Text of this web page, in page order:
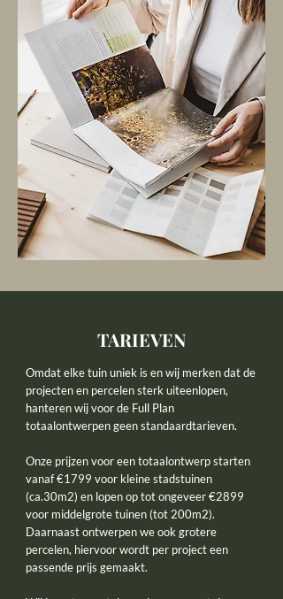
TARIEVEN
Omdat elke tuin uniek is en wij merken dat de
projecten en percelen sterk uiteenlopen,
hanteren wij voor de Full Plan
totaalontwerpen geen standaardtarieven.
Onze prijzen voor een totaalontwerp starten
vanaf €1799 voor kleine stadstuinen
(ca.30m2) en lopen op tot ongeveer €2899
voor middelgrote tuinen (tot 200m2).
Daarnaast ontwerpen we ook grotere
percelen, hiervoor wordt per project een
passende prijs gemaakt.